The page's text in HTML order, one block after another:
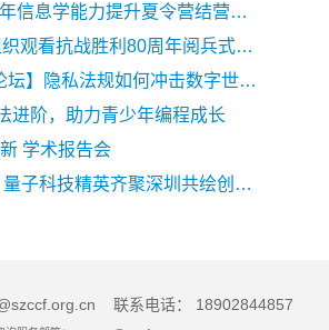
2023大湾区青少年信息学能力提升夏令营结营播报~
SZCCF党支部组织观看抗战胜利80周年阅兵式，凝聚科技报国力量
【SZCCF·前沿论坛】隐私法规如何冲击数字世界？论坛实录
进阶，助力青少年编程成长
学术报告会
国际量子周落幕| 量子科技精英齐聚深圳共绘创新蓝图
联系电话： 18902844857